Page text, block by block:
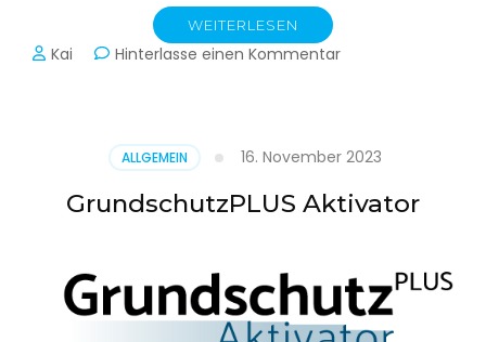
WEITERLESEN
Kai Hinterlasse einen Kommentarzu
Schlacht
im
Netz
ALLGEMEIN 16. November 2023
GrundschutzPLUS Aktivator